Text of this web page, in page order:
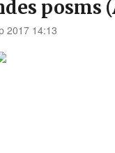
posms
2017 14:13